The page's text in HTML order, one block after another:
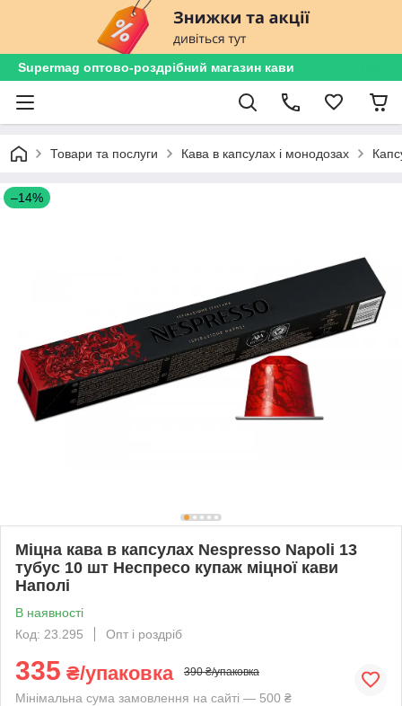
Supermag оптово-роздрібний магазин кави
Товари та послуги Кава в капсулах і монодозах
–14%
Міцна кава в капсулах Nespresso Napoli 13
тубус 10 шт Неспресо купаж міцної кави
Наполі
В наявності
Код: 23.295
Опт і роздріб
335 ₴/упаковка 390 ₴/упаковка
Мінімальна сума замовлення на сайті — 500 ₴